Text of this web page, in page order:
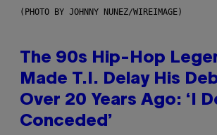
(PHOTO BY JOHNNY NUNEZ/WIREIMAGE)
The 90s Hip-Hop
Made T.I. Delay His
Over 20 Years Ago: ‘I
Conceded’